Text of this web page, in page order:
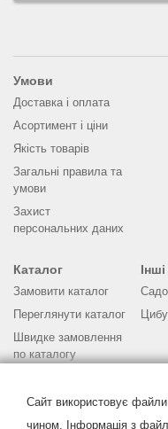
Умови
Доставка і оплата
Асортимент і ціни
Якість товарів
Загальні правила та
умови
Захист
персональних даних
Каталог
Замовити каталог
Переглянути каталог
Швидке замовлення
по каталогу
Поради по
вирощуванню
Сайт використовує
чином. Інформація з